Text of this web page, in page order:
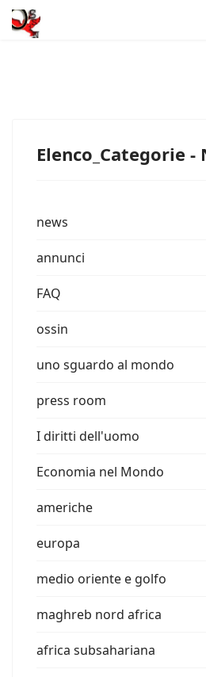
Elenco_Categorie -
news
annunci
FAQ
ossin
uno sguardo al mondo
press room
I diritti dell'uomo
Economia nel Mondo
americhe
europa
medio oriente e golfo
maghreb nord africa
africa subsahariana